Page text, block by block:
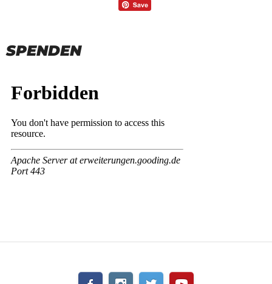
SPENDEN